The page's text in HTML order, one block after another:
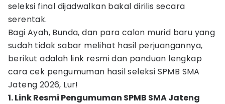
seleksi final dijadwalkan bakal dirilis secara
serentak.
Bagi Ayah, Bunda, dan para calon murid baru yang
sudah tidak sabar melihat hasil perjuangannya,
berikut adalah link resmi dan panduan lengkap
cara cek pengumuman hasil seleksi SPMB SMA
Jateng 2026, Lur!
1. Link Resmi Pengumuman SPMB SMA Jateng